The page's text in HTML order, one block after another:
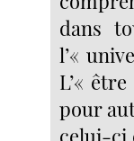
dans
l’«
L’«
pour